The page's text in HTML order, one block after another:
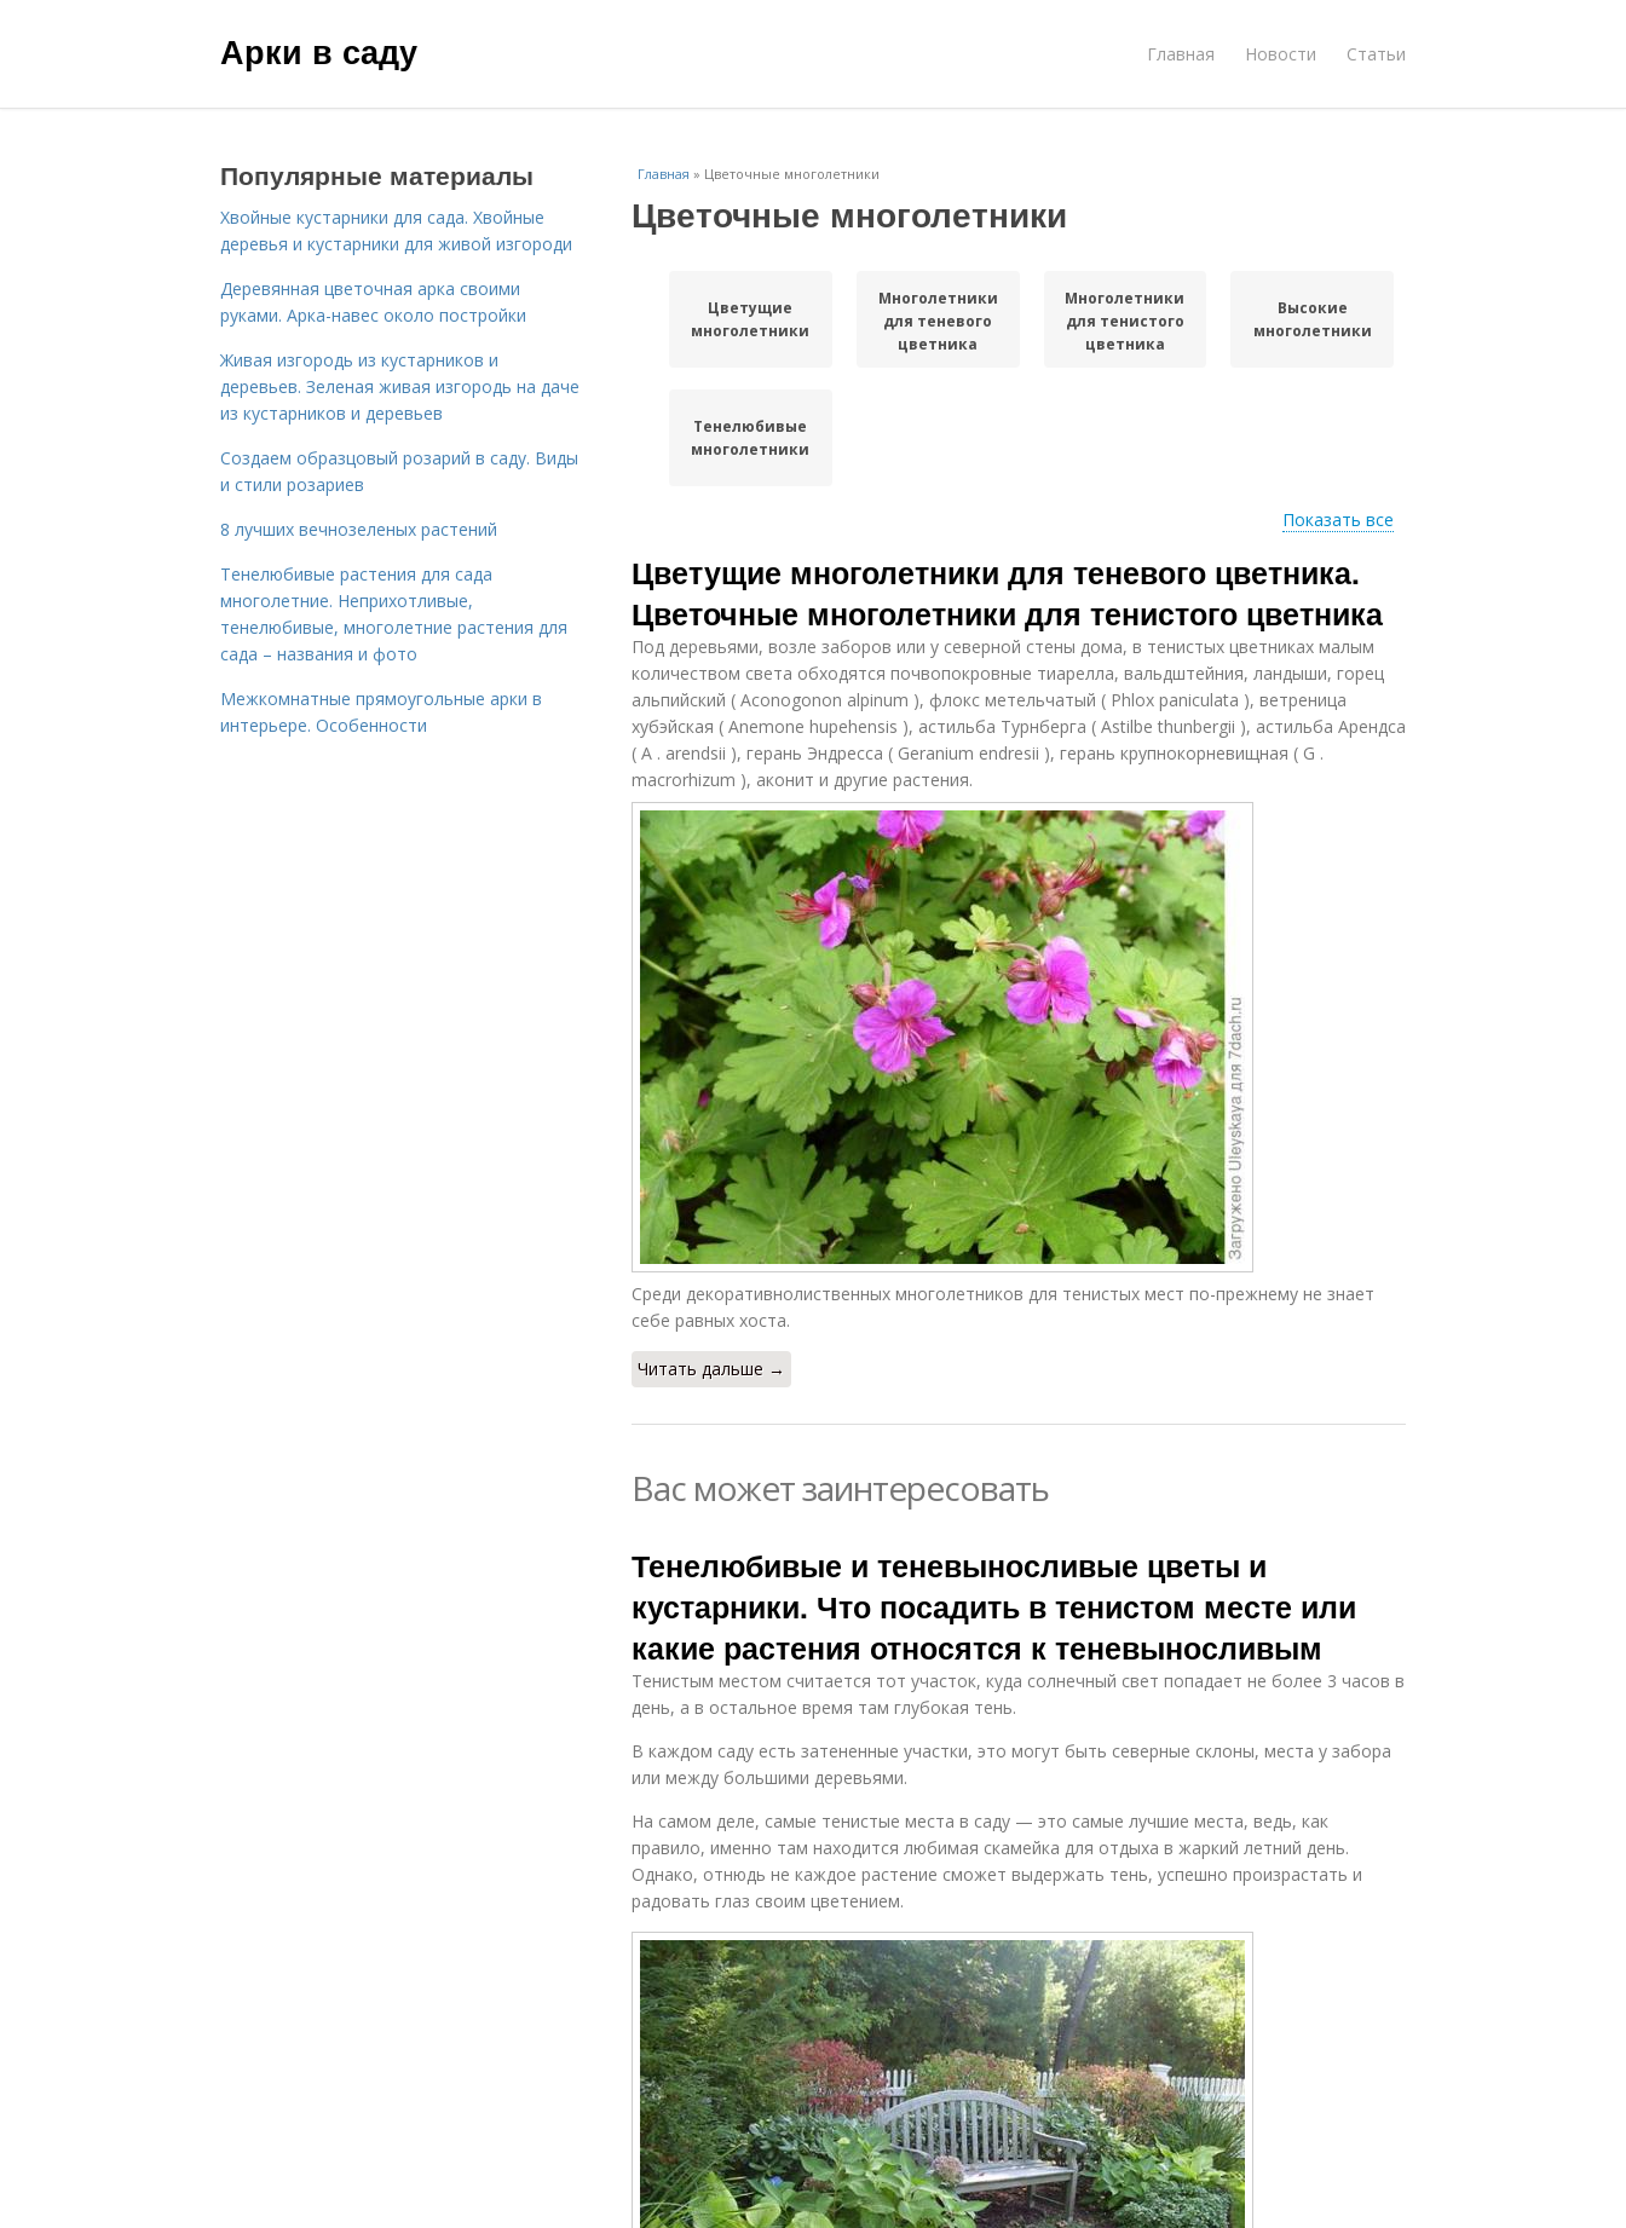
Арки в саду Главная Новости Статьи
Главная » Цветочные многолетники
Цветочные многолетники
Цветущие
многолетники
Многолетники
для теневого
цветника
Многолетники
для тенистого
цветника
Высокие
многолетники
Тенелюбивые
многолетники
Показать все
Цветущие многолетники для теневого цветника.
Цветочные многолетники для тенистого цветника
Под деревьями, возле заборов или у северной стены дома, в тенистых цветниках малым
количеством света обходятся почвопокровные тиарелла, вальдштейния, ландыши, горец
альпийский ( Aconogonon alpinum ), флокс метельчатый ( Phlox paniculata ), ветреница
хубэйская ( Anemone hupehensis ), астильба Турнберга ( Astilbe thunbergii ), астильба Арендса
( A . arendsii ), герань Эндресса ( Geranium endresii ), герань крупнокорневищная ( G .
macrorhizum ), аконит и другие растения.
Среди декоративнолиственных многолетников для тенистых мест по-прежнему не знает
себе равных хоста.
Читать дальше →
Вас может заинтересовать
Тенелюбивые и теневыносливые цветы и
кустарники. Что посадить в тенистом месте или
какие растения относятся к теневыносливым
Тенистым местом считается тот участок, куда солнечный свет попадает не более 3 часов в
день, а в остальное время там глубокая тень.
В каждом саду есть затененные участки, это могут быть северные склоны, места у забора
или между большими деревьями.
На самом деле, самые тенистые места в саду — это самые лучшие места, ведь, как
правило, именно там находится любимая скамейка для отдыха в жаркий летний день.
Однако, отнюдь не каждое растение сможет выдержать тень, успешно произрастать и
радовать глаз своим цветением.
Популярные материалы
Хвойные кустарники для сада. Хвойные
деревья и кустарники для живой изгороди
Деревянная цветочная арка своими
руками. Арка-навес около постройки
Живая изгородь из кустарников и
деревьев. Зеленая живая изгородь на даче
из кустарников и деревьев
Создаем образцовый розарий в саду. Виды
и стили розариев
8 лучших вечнозеленых растений
Тенелюбивые растения для сада
многолетние. Неприхотливые,
тенелюбивые, многолетние растения для
сада – названия и фото
Межкомнатные прямоугольные арки в
интерьере. Особенности